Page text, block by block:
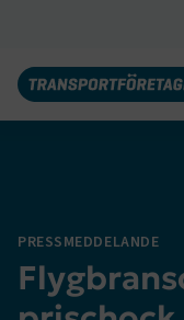
PRESSMEDDELANDE